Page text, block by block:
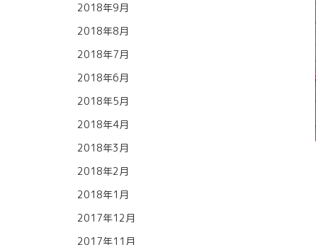
2018年9月
2018年8月
2018年7月
2018年6月
2018年5月
2018年4月
2018年3月
2018年2月
2018年1月
2017年12月
2017年11月